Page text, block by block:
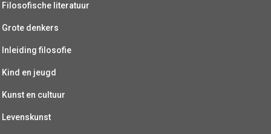
Filosofische literatuur
Grote denkers
Inleiding filosofie
Kind en jeugd
Kunst en cultuur
Levenskunst